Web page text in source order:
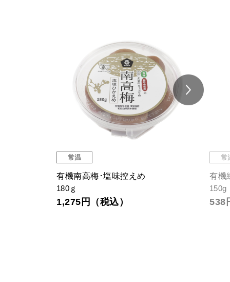
常温
有機南高梅･塩味控えめ
180ｇ
1,275円（税込）
常
有機
150g
538